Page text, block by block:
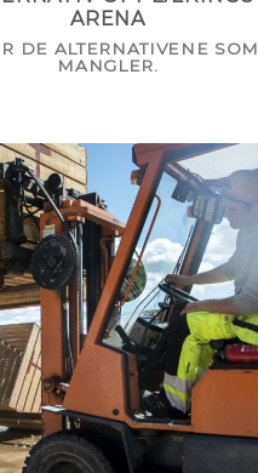
ARENA
DE ALTERNATIVENE SOM
MANGLER.